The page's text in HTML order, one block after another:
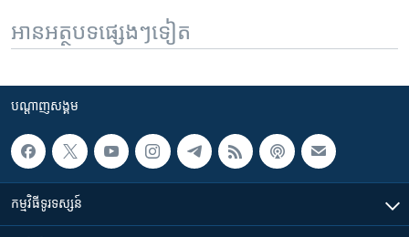
អានអត្ថបទផ្សេងៗទៀត
បណ្តាញ​សង្គម
កម្មវិធី​ទូរទស្សន៍